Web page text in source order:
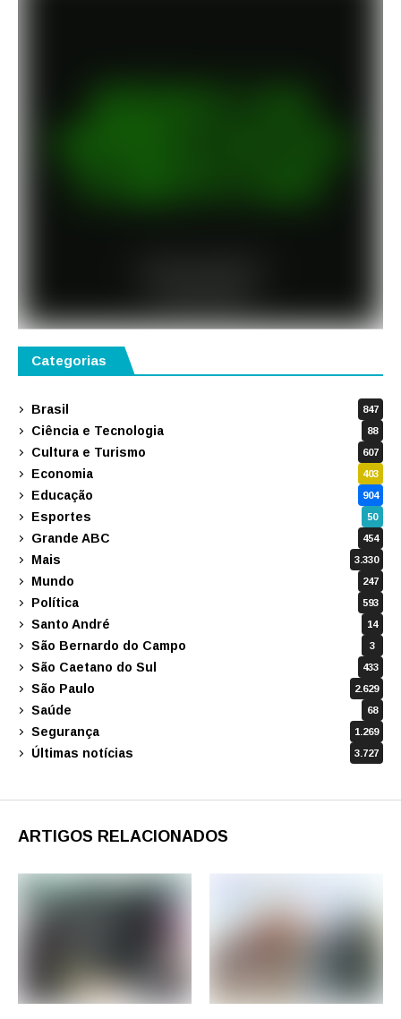
Categorias
Brasil 847
Ciência e Tecnologia 88
Cultura e Turismo 607
Economia 403
Educação 904
Esportes 50
Grande ABC 454
Mais 3.330
Mundo 247
Política 593
Santo André 14
São Bernardo do Campo 3
São Caetano do Sul 433
São Paulo 2.629
Saúde 68
Segurança 1.269
Últimas notícias 3.727
ARTIGOS RELACIONADOS